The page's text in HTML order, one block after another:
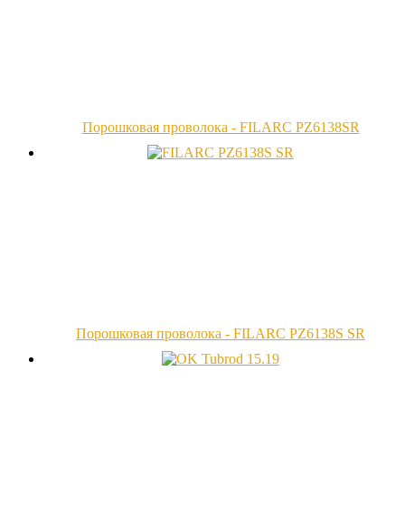
Порошковая проволока - FILARC PZ6138SR
Порошковая проволока - FILARC PZ6138S SR